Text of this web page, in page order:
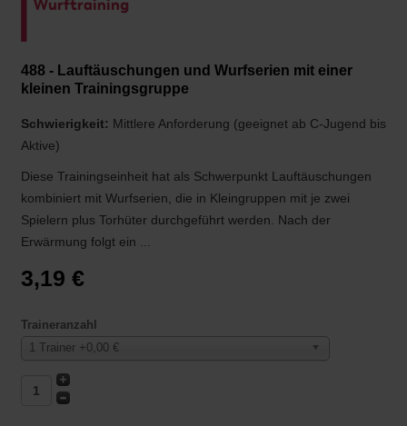
488 - Lauftäuschungen und Wurfserien mit einer
kleinen Trainingsgruppe
Schwierigkeit: Mittlere Anforderung (geeignet ab C-Jugend bis
Aktive)
Diese Trainingseinheit hat als Schwerpunkt Lauftäuschungen
kombiniert mit Wurfserien, die in Kleingruppen mit je zwei
Spielern plus Torhüter durchgeführt werden. Nach der
Erwärmung folgt ein ...
3,19 €
Traineranzahl
1 Trainer +0,00 €